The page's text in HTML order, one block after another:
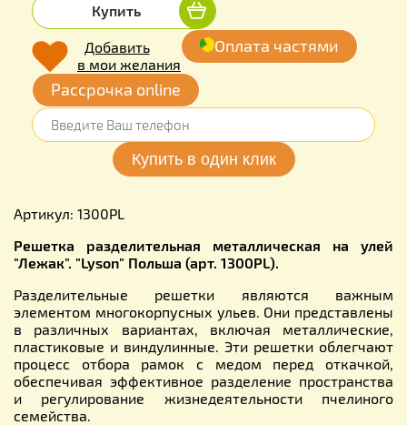
Купить
Добавить
в мои желания
Оплата частями
Рассрочка online
Артикул: 1300PL
Решетка разделительная металлическая на улей
"Лежак". "Lyson" Польша (арт. 1300PL).
Разделительные решетки являются важным
элементом многокорпусных ульев. Они представлены
в различных вариантах, включая металлические,
пластиковые и виндулинные. Эти решетки облегчают
процесс отбора рамок с медом перед откачкой,
обеспечивая эффективное разделение пространства
и регулирование жизнедеятельности пчелиного
семейства.